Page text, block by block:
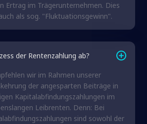
Ertrag im Trägerunternehmen. Dies
als sog. "Fluktuationsgewinn".
der Rentenzahlung ab?
wir im Rahmen unserer
der angesparten Beiträge in
Kapitalabfindungszahlungen im
Leibrenten. Denn: Bei
sind sowohl der